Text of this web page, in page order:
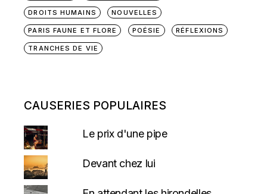
DROITS HUMAINS NOUVELLES
PARIS FAUNE ET FLORE POÉSIE RÉFLEXIONS
TRANCHES DE VIE
CAUSERIES POPULAIRES
Le prix d'une pipe
Devant chez lui